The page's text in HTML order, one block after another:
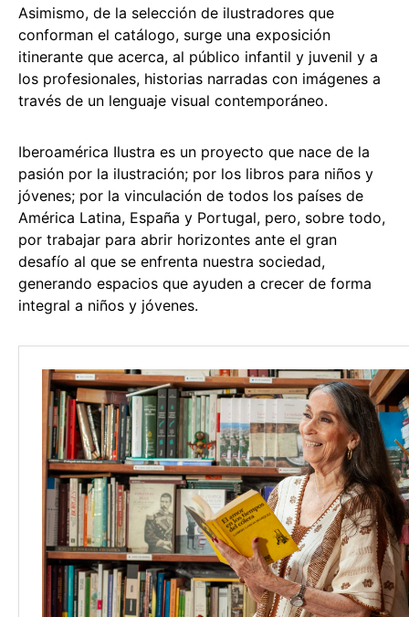
Asimismo, de la selección de ilustradores que
conforman el catálogo, surge una exposición
itinerante que acerca, al público infantil y juvenil y a
los profesionales, historias narradas con imágenes a
través de un lenguaje visual contemporáneo.
Iberoamérica Ilustra es un proyecto que nace de la
pasión por la ilustración; por los libros para niños y
jóvenes; por la vinculación de todos los países de
América Latina, España y Portugal, pero, sobre todo,
por trabajar para abrir horizontes ante el gran
desafío al que se enfrenta nuestra sociedad,
generando espacios que ayuden a crecer de forma
integral a niños y jóvenes.